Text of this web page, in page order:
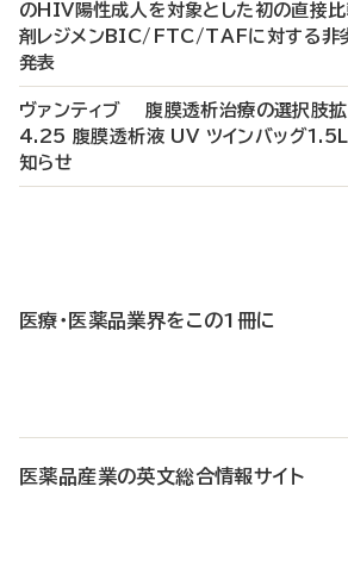
のHIV陽性成人を対象とした初の直接
剤レジメンBIC/FTC/TAFに対する非
発表
ヴァンティブ 腹膜透析治療の選択肢拡
4.25 腹膜透析液 UV ツインバッグ1.5L
知らせ
医療・医薬品業界をこの1冊に
医薬品産業の英文総合情報サイト